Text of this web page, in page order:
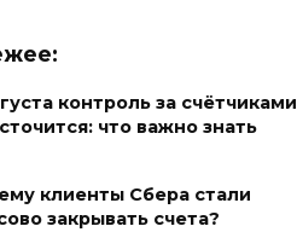
контроль за счётчиками
что важно знать
клиенты Сбера стали
закрывать счета?